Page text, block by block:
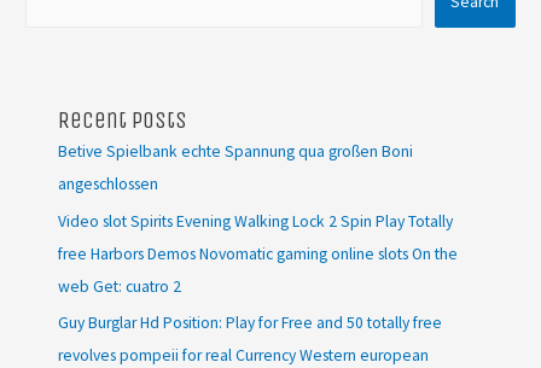
Recent Posts
Betive Spielbank echte Spannung qua großen Boni
angeschlossen
Video slot Spirits Evening Walking Lock 2 Spin Play Totally
free Harbors Demos Novomatic gaming online slots On the
web Get: cuatro 2
Guy Burglar Hd Position: Play for Free and 50 totally free
revolves pompeii for real Currency Western european